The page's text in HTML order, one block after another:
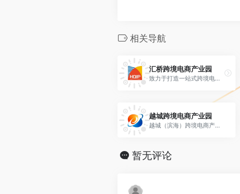
相关导航
汇桥跨境电商产业园
致力于打造一站式跨境电子商务综合服务平台，形成跨境电商产业链闭环式生态圈，引导外贸企业跨境电商业务发展，服务创业青年在跨境电商领域提供低成本创业机会，推动电商企业向国际电商转型，助推中国制造走出国门迈向全球。
越城跨境电商产业园
越城（滨海）跨境电商产业园是通过建载体、搭平台、引龙头、造环境，整合产业资源构建完善的一站式跨境电商服务平台，打造越城区示范产业园区，帮助企业转型升级，提升整体实力和竞争力。
暂无评论